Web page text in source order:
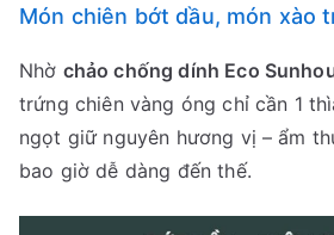
Món chiên bớt dầu, món xào
Nhờ chảo chống dính Eco
trứng chiên vàng óng chỉ cần 1
ngọt giữ nguyên hương vị – ẩm
bao giờ dễ dàng đến thế.